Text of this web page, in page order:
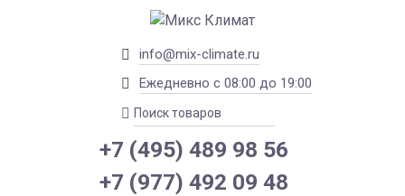
info@mix-climate.ru
Ежедневно с 08:00 до 19:00
+7 (495) 489 98 56
+7 (977) 492 09 48